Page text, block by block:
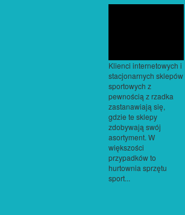
Klienci internetowych i
stacjonarnych sklepów
sportowych z
pewnością z rzadka
zastanawiają się,
gdzie te sklepy
zdobywają swój
asortyment. W
większości
przypadków to
hurtownia sprzętu
sport...